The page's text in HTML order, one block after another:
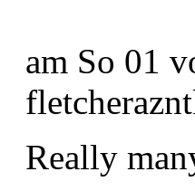
am So 01
Really